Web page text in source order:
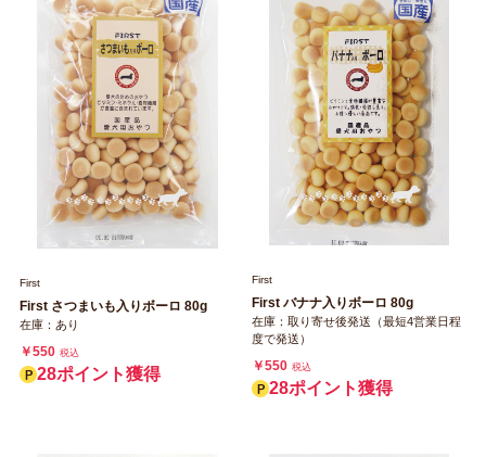
First
First さつまいも入りボーロ 80g
在庫：あり
￥550 税込
28ポイント獲得
First
First バナナ入りボーロ 80g
在庫：取り寄せ後発送（最短4営業日程
度で発送）
￥550 税込
28ポイント獲得